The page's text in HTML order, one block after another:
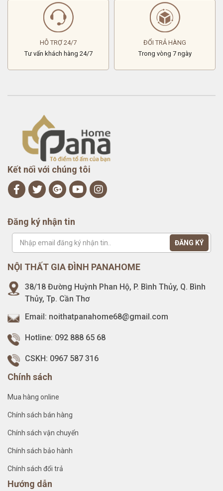
HỖ TRỢ 24/7
Tư vấn khách hàng 24/7
ĐỔI TRẢ HÀNG
Trong vòng 7 ngày
Kết nối với chúng tôi
Đăng ký nhận tin
NỘI THẤT GIA ĐÌNH PANAHOME
38/18 Đường Huỳnh Phan Hộ, P. Bình Thủy, Q. Bình
Thủy, Tp. Cần Thơ
Email: noithatpanahome68@gmail.com
Hotline: 092 888 65 68
CSKH: 0967 587 316
Chính sách
Mua hàng online
Chính sách bán hàng
Chính sách vận chuyển
Chính sách bảo hành
Chính sách đổi trả
Hướng dẫn